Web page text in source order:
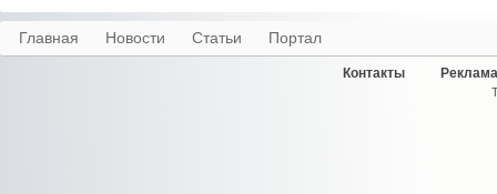
Главная Новости Статьи Портал
Контакты